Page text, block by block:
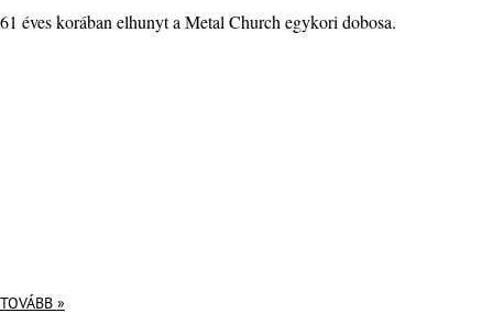
61 éves korában elhunyt a Metal Church egykori dobosa.
TOVÁBB »